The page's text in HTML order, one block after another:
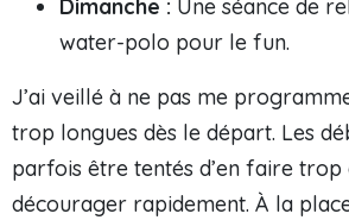
Dimanche : Une séance de
water-polo pour le fun.
J’ai veillé à ne pas me
trop longues dès le départ. Les
parfois être tentés d’en faire trop
décourager rapidement. À la